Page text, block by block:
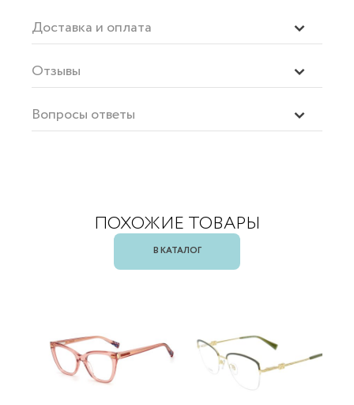
Доставка и оплата
Отзывы
Вопросы ответы
ПОХОЖИЕ ТОВАРЫ
В КАТАЛОГ